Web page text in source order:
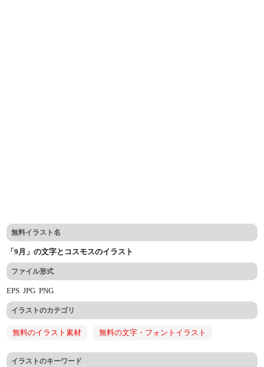
無料イラスト名
「9月」の文字とコスモスのイラスト
ファイル形式
EPSJPGPNG
イラストのカテゴリ
無料のイラスト素材 無料の文字・フォントイラスト
イラストのキーワード